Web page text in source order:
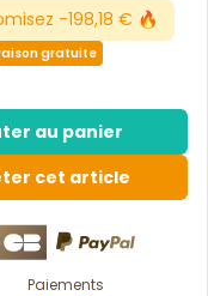
-198,18 € 🔥
gratuite
au panier
cet article
Paiements